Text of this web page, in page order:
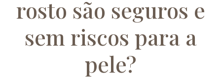
rosto são seguros e
sem riscos para a
pele?